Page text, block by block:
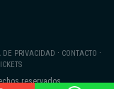
DE PRIVACIDAD · CONTACTO ·
reservados.